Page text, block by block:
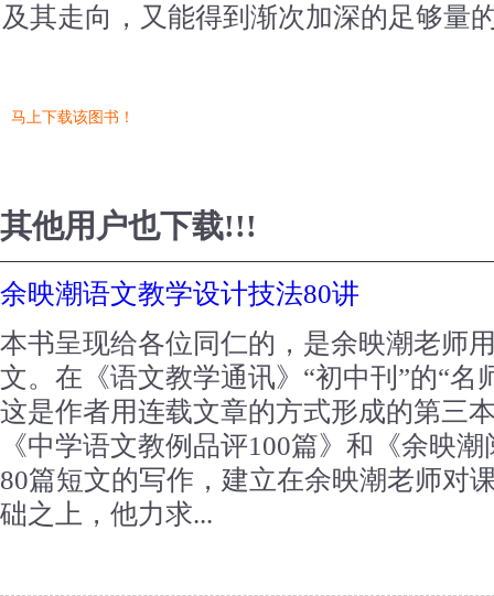
及其走向，又能得到渐次加深的足够量
马上下载该图书！
其他用户也下载!!!
余映潮语文教学设计技法80讲
本书呈现给各位同仁的，是余映潮老师
文。在《语文教学通讯》“初中刊”的“名
这是作者用连载文章的方式形成的第三
《中学语文教例品评100篇》和《余映
80篇短文的写作，建立在余映潮老师对
础之上，他力求...